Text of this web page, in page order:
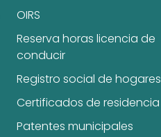
OIRS
Reserva horas licencia de
conducir
Registro social de hogares
Certificados de residencia
Patentes municipales